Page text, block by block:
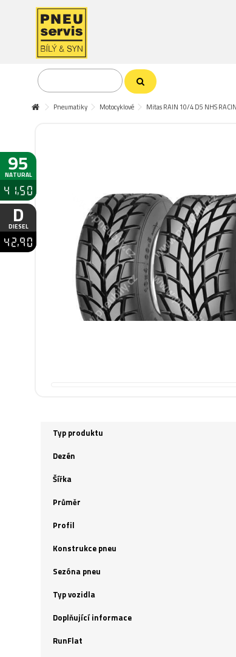
95
NATURAL
41,50
D
DIESEL
42,90
Pneumatiky Motocyklové Mitas RAIN 10/4 D5 NHS
Typ produktu
Dezén
Šířka
Průměr
Profil
Konstrukce pneu
Sezóna pneu
Typ vozidla
Doplňující informace
RunFlat